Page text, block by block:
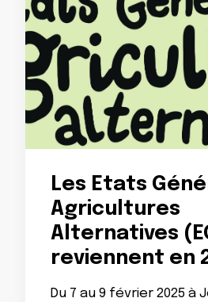
Les Etats
Agricultures
Alternatives
reviennent en
Du 7 au 9 février 2025 à